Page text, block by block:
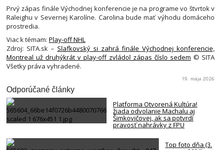
Prvý zápas finále Východnej konferencie je na programe vo štvrtok v
Raleighu v Severnej Karolíne. Carolina bude mať výhodu domáceho
prostredia.
Viac k témam: Play-off NHL
Zdroj: SITA.sk – Slafkovský si zahrá finále Východnej konferencie,
Montreal už druhýkrát v play-off zvládol zápas číslo sedem © SITA
Všetky práva vyhradené.
19. mája 2026
Odporúčané články
Platforma Otvorená Kultúra!
žiada odvolanie Machalu aj
Šimkovičovej, ak sa potvrdí
pravosť nahrávky z FPU
Top foto dňa (3.